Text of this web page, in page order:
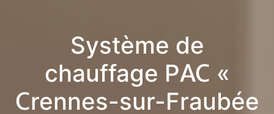
Système de
chauffage PAC «
Crennes-sur-Fraubée